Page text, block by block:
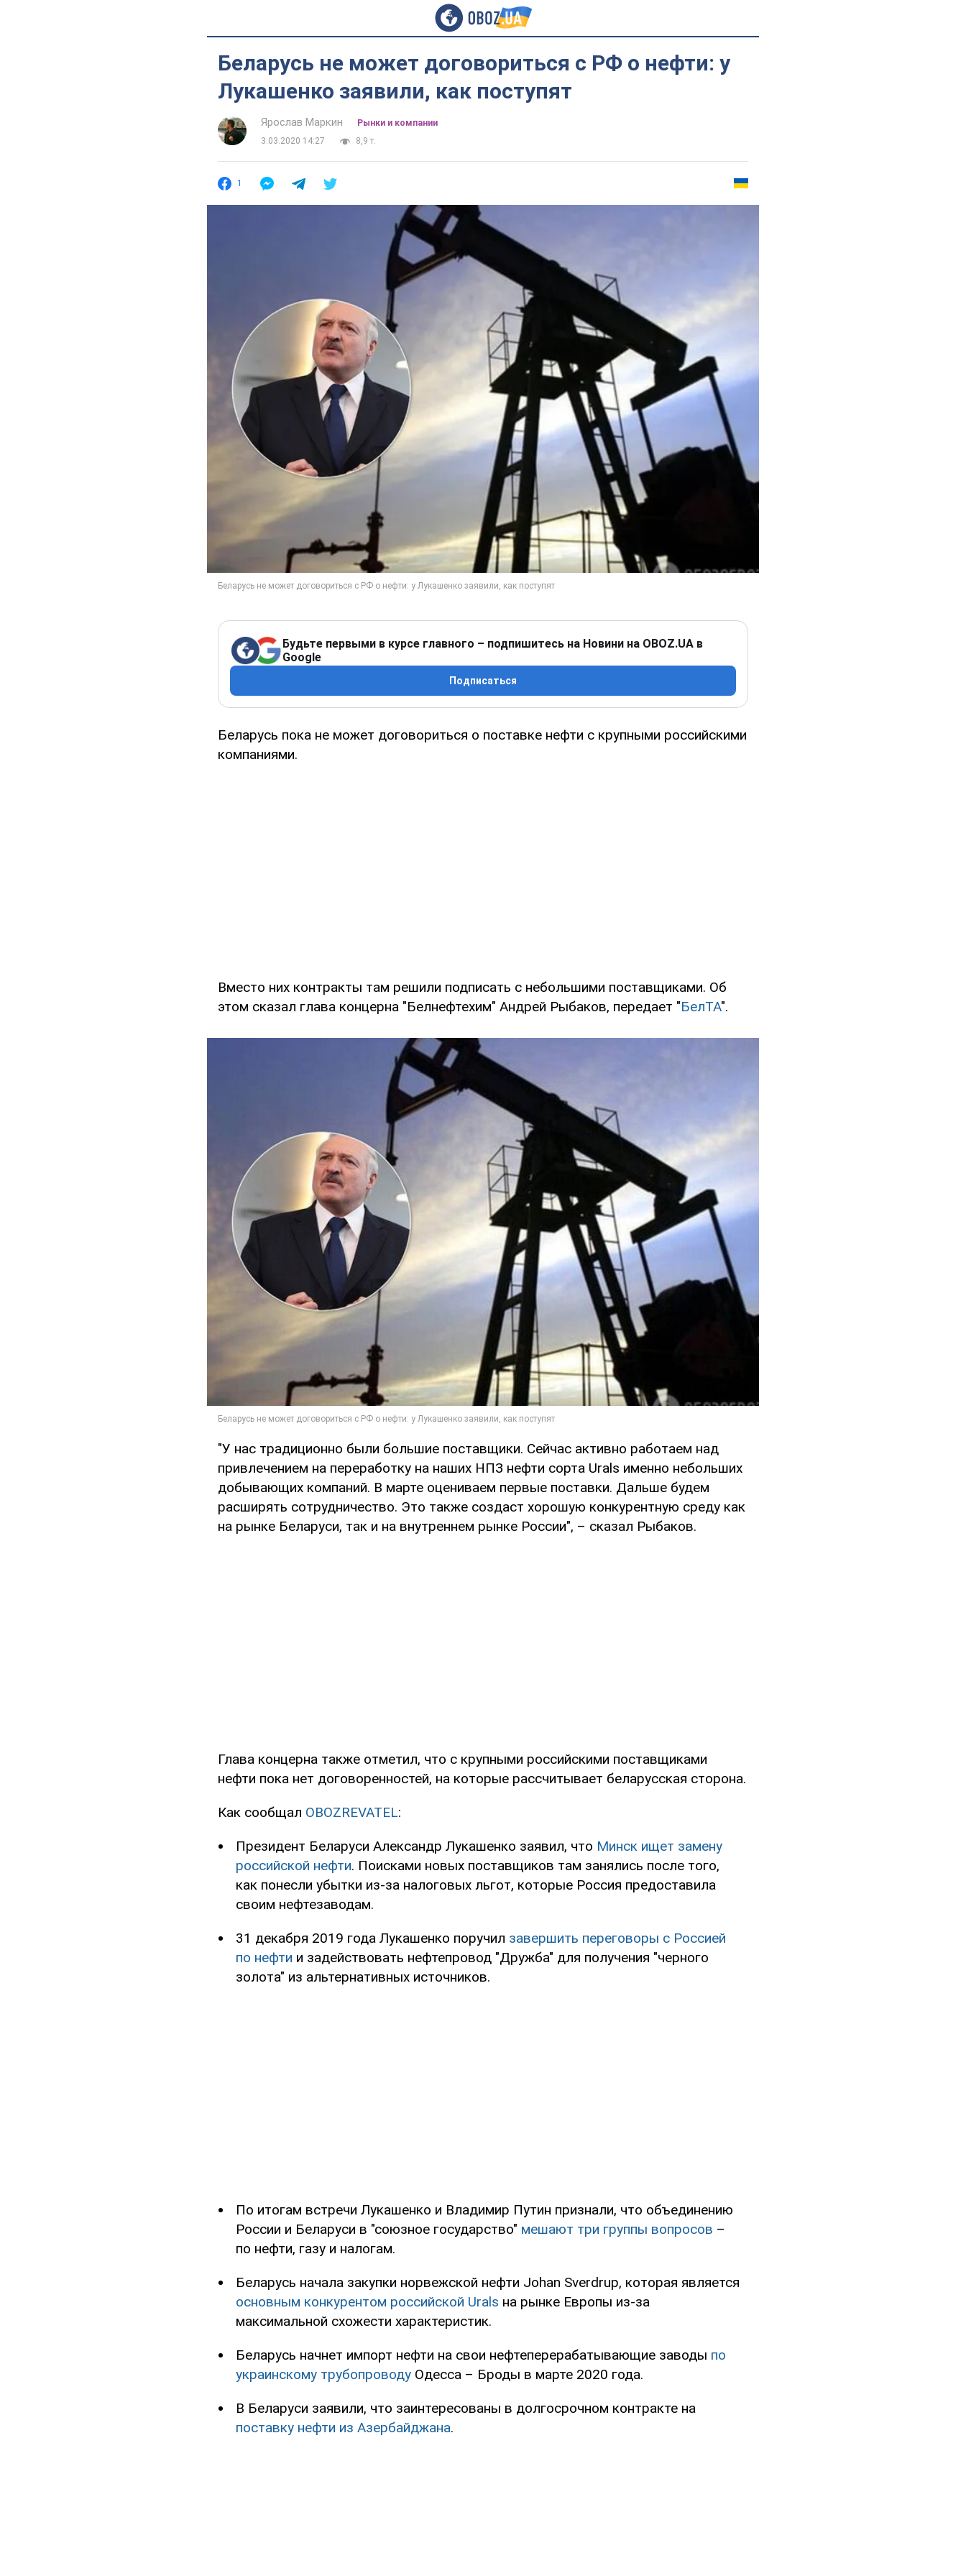
Беларусь не может договориться с РФ о нефти: у
Лукашенко заявили, как поступят
Ярослав Маркин
Рынки и компании
3.03.2020 14:27
8,9 т.
1
Будьте первыми в курсе главного – подпишитесь на Новини на OBOZ.UA в
Google
Подписаться
Беларусь пока не может договориться о поставке нефти с крупными российскими
компаниями.
Вместо них контракты там решили подписать с небольшими поставщиками. Об
этом сказал глава концерна "Белнефтехим" Андрей Рыбаков, передает "БелТА".
"У нас традиционно были большие поставщики. Сейчас активно работаем над
привлечением на переработку на наших НПЗ нефти сорта Urals именно небольших
добывающих компаний. В марте оцениваем первые поставки. Дальше будем
расширять сотрудничество. Это также создаст хорошую конкурентную среду как
на рынке Беларуси, так и на внутреннем рынке России", – сказал Рыбаков.
Глава концерна также отметил, что с крупными российскими поставщиками
нефти пока нет договоренностей, на которые рассчитывает беларусская сторона.
Как сообщал OBOZREVATEL:
Президент Беларуси Александр Лукашенко заявил, что Минск ищет замену
российской нефти. Поисками новых поставщиков там занялись после того,
как понесли убытки из-за налоговых льгот, которые Россия предоставила
своим нефтезаводам.
31 декабря 2019 года Лукашенко поручил завершить переговоры с Россией
по нефти и задействовать нефтепровод "Дружба" для получения "черного
золота" из альтернативных источников.
По итогам встречи Лукашенко и Владимир Путин признали, что объединению
России и Беларуси в "союзное государство" мешают три группы вопросов –
по нефти, газу и налогам.
Беларусь начала закупки норвежской нефти Johan Sverdrup, которая является
основным конкурентом российской Urals на рынке Европы из-за
максимальной схожести характеристик.
Беларусь начнет импорт нефти на свои нефтеперерабатывающие заводы по
украинскому трубопроводу Одесса – Броды в марте 2020 года.
В Беларуси заявили, что заинтересованы в долгосрочном контракте на
поставку нефти из Азербайджана.